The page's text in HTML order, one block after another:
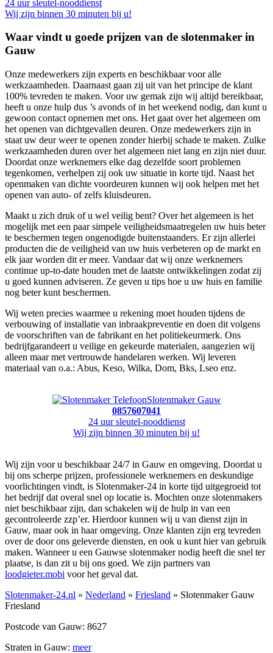
24 uur sleutel-nooddienst
Wij zijn binnen 30 minuten bij u!
Waar vindt u goede prijzen van de slotenmaker in
Gauw
Onze medewerkers zijn experts en beschikbaar voor alle
werkzaamheden. Daarnaast gaan zij uit van het principe de klant
100% tevreden te maken. Voor uw gemak zijn wij altijd bereikbaar,
heeft u onze hulp dus ’s avonds of in het weekend nodig, dan kunt u
gewoon contact opnemen met ons. Het gaat over het algemeen om
het openen van dichtgevallen deuren. Onze medewerkers zijn in
staat uw deur weer te openen zonder hierbij schade te maken. Zulke
werkzaamheden duren over het algemeen niet lang en zijn niet duur.
Doordat onze werknemers elke dag dezelfde soort problemen
tegenkomen, verhelpen zij ook uw situatie in korte tijd. Naast het
openmaken van dichte voordeuren kunnen wij ook helpen met het
openen van auto- of zelfs kluisdeuren.
Maakt u zich druk of u wel veilig bent? Over het algemeen is het
mogelijk met een paar simpele veiligheidsmaatregelen uw huis beter
te beschermen tegen ongenodigde buitenstaanders. Er zijn allerlei
producten die de veiligheid van uw huis verbeteren op de markt en
elk jaar worden dit er meer. Vandaar dat wij onze werknemers
continue up-to-date houden met de laatste ontwikkelingen zodat zij
u goed kunnen adviseren. Ze geven u tips hoe u uw huis en familie
nog beter kunt beschermen.
Wij weten precies waarmee u rekening moet houden tijdens de
verbouwing of installatie van inbraakpreventie en doen dit volgens
de voorschriften van de fabrikant en het politiekeurmerk. Ons
bedrijfgarandeert u veilige en gekeurde materialen, aangezien wij
alleen maar met vertrouwde handelaren werken. Wij leveren
materiaal van o.a.: Abus, Keso, Wilka, Dom, Bks, Lseo enz.
Slotenmaker Gauw
0857607041
24 uur sleutel-nooddienst
Wij zijn binnen 30 minuten bij u!
Wij zijn voor u beschikbaar 24/7 in Gauw en omgeving. Doordat u
bij ons scherpe prijzen, professionele werknemers en deskundige
voorlichtingen vindt, is Slotenmaker-24 in korte tijd uitgegroeid tot
het bedrijf dat overal snel op locatie is. Mochten onze slotenmakers
niet beschikbaar zijn, dan schakelen wij de hulp in van een
gecontroleerde zzp’er. Hierdoor kunnen wij u van dienst zijn in
Gauw, maar ook in haar omgeving. Onze klanten zijn erg tevreden
over de door ons geleverde diensten, en ook u kunt hier van gebruik
maken. Wanneer u een Gauwse slotenmaker nodig heeft die snel ter
plaatse, is dan zit u bij ons goed. We zijn partners van
loodgieter.mobi voor het geval dat.
Slotenmaker-24.nl » Nederland » Friesland » Slotenmaker Gauw
Friesland
Postcode van Gauw: 8627
Straten in Gauw: meer